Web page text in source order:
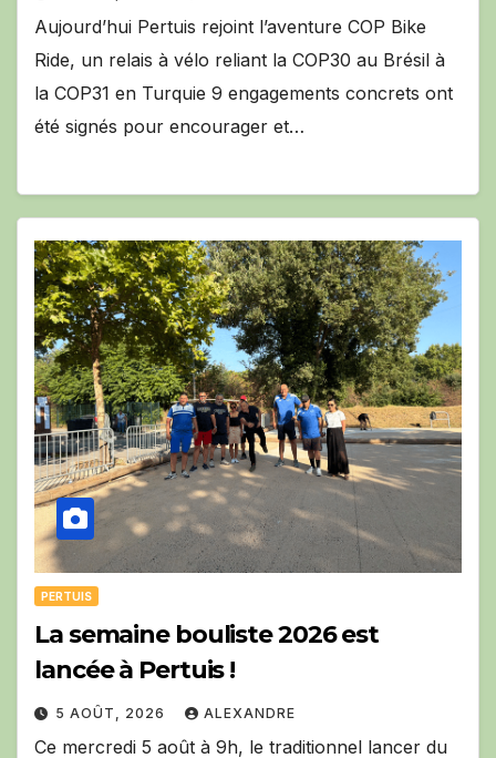
Aujourd’hui Pertuis rejoint l’aventure COP Bike
Ride, un relais à vélo reliant la COP30 au Brésil à
la COP31 en Turquie 9 engagements concrets ont
été signés pour encourager et…
PERTUIS
La semaine bouliste 2026 est
lancée à Pertuis !
5 AOÛT, 2026 ALEXANDRE
Ce mercredi 5 août à 9h, le traditionnel lancer du